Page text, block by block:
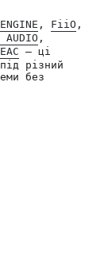
, FiiO ,
AUDIO ,
— ці
різний
без